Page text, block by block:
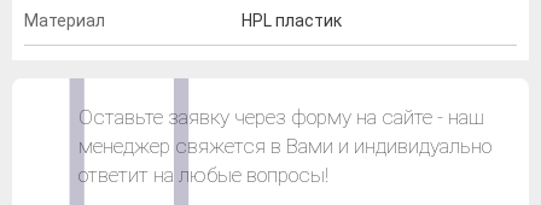
Материал HPL пластик
Оставьте заявку через форму на сайте - наш
менеджер свяжется в Вами и индивидуально
ответит на любые вопросы!